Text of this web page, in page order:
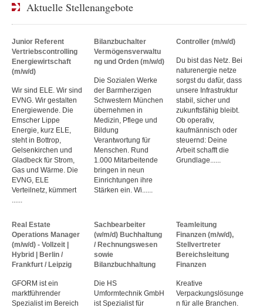
Aktuelle Stellenangebote
Junior Referent
Vertriebscontrolling
Energiewirtschaft
(m/w/d)
Wir sind ELE. Wir sind
EVNG. Wir gestalten
Energiewende. Die
Emscher Lippe
Energie, kurz ELE,
steht in Bottrop,
Gelsenkirchen und
Gladbeck für Strom,
Gas und Wärme. Die
EVNG, ELE
Verteilnetz, kümmert
Bilanzbuchalter
Vermögensverwaltu
ng und Orden (m/w/d)
Die Sozialen Werke
der Barmherzigen
Schwestern München
übernehmen in
Medizin, Pflege und
Bildung
Verantwortung für
Menschen. Rund
1.000 Mitarbeitende
bringen in neun
Einrichtungen ihre
Stärken ein. Wi......
Controller (m/w/d)
Du bist das Netz. Bei
naturenergie netze
sorgst du dafür, dass
unsere Infrastruktur
stabil, sicher und
zukunftsfähig bleibt.
Ob operativ,
kaufmännisch oder
steuernd: Deine
Arbeit schafft die
Grundlage......
Real Estate
Operations Manager
(m/w/d) - Vollzeit |
Hybrid | Berlin /
Frankfurt / Leipzig
GFORM ist ein
marktführender
Spezialist im Bereich
Sachbearbeiter
(w/m/d) Buchhaltung
/ Rechnungswesen
sowie
Bilanzbuchhaltung
Die HS
Umformtechnik GmbH
ist Spezialist für
Teamleitung
Finanzen (m/w/d),
Stellvertreter
Bereichsleitung
Finanzen
Kreative
Verpackungslösunge
n für alle Branchen.